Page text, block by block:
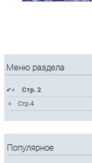
Меню раздела
Стр. 2
Стр.4
Популярное